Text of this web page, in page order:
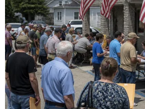
Với chiêu thức nhập xăng từ
ở gần lãnh hải Việt Nam rồi
tàu Việt Nam. Sau đó sử dụng
chất từ xăng phẩm cấp thấp,
chế thành xăng A95 đưa về
sông nhiều tỉnh, thành. Số
cho xe bồn chở về các cây